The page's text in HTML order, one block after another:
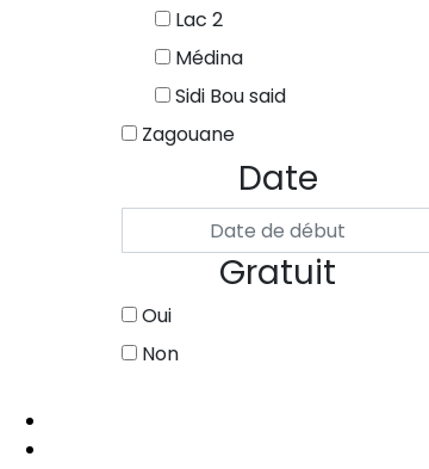
Lac 2
Médina
Sidi Bou said
Zagouane
Date
Gratuit
Oui
Non